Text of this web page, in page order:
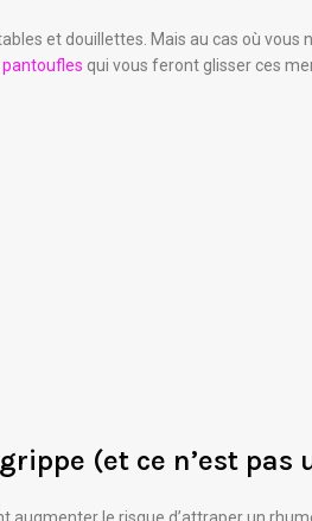
et douillettes. Mais au cas où
pantoufles qui vous feront glisser ces
(et ce n’est pas